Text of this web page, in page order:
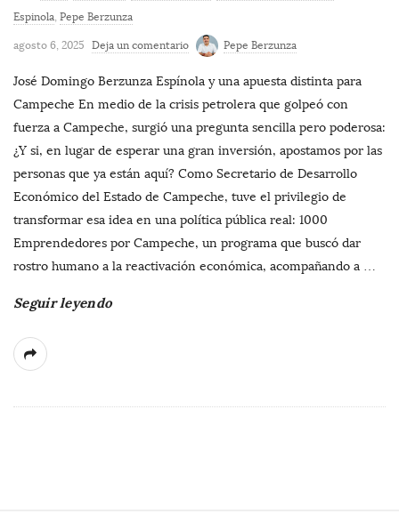
Espinola, Pepe Berzunza
agosto 6, 2025 Deja un comentario Pepe Berzunza
José Domingo Berzunza Espínola y una apuesta distinta para
Campeche En medio de la crisis petrolera que golpeó con
fuerza a Campeche, surgió una pregunta sencilla pero poderosa:
¿Y si, en lugar de esperar una gran inversión, apostamos por las
personas que ya están aquí? Como Secretario de Desarrollo
Económico del Estado de Campeche, tuve el privilegio de
transformar esa idea en una política pública real: 1000
Emprendedores por Campeche, un programa que buscó dar
rostro humano a la reactivación económica, acompañando a …
Seguir leyendo